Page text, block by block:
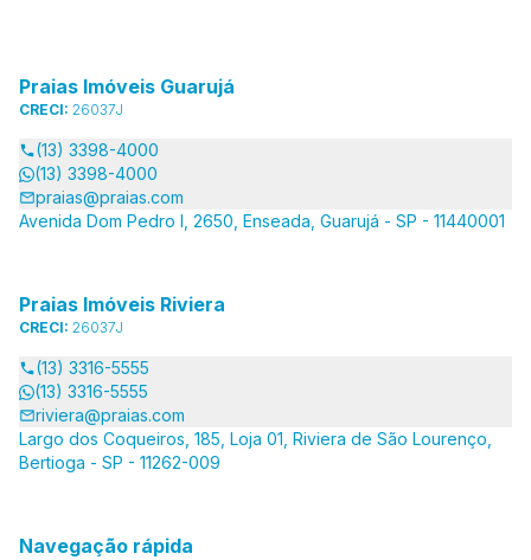
Praias Imóveis Guarujá
CRECI: 26037J
(13) 3398-4000
(13) 3398-4000
praias@praias.com
Avenida Dom Pedro I, 2650, Enseada, Guarujá - SP - 11440001
Praias Imóveis Riviera
CRECI: 26037J
(13) 3316-5555
(13) 3316-5555
riviera@praias.com
Largo dos Coqueiros, 185, Loja 01, Riviera de São Lourenço,
Bertioga - SP - 11262-009
Navegação rápida